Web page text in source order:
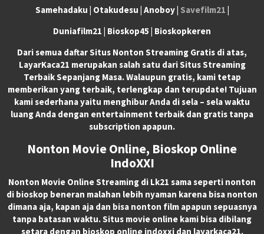
Samehadaku | Otakudesu | Anoboy | Savefilm21 |
Duniafilm21 | Bioskop45 | Bioskopkeren
Dari semua daftar Situs Nonton Streaming Gratis di atas,
LayarKaca21 merupakan salah satu dari Situs Streaming
Terbaik Sepanjang Masa. Walaupun gratis, kami tetap
memberikan yang terbaik, terlengkap dan terupdate! Tujuan
kami sederhana yaitu menghibur Anda di sela – sela waktu
luang Anda dengan entertainment terbaik dan gratis tanpa
subscription apapun.
Nonton Movie Online, Bioskop Online
IndoXXI
Nonton Movie Online Streaming di Lk21 sama seperti nonton
di bioskop beneran malahan lebih nyaman karena bisa nonton
dimana aja, kapan aja dan bisa nonton film apapun sepuasnya
tanpa batasan waktu. Situs movie online kami bisa dibilang
setara dengan bioskop online indoxxi dan layarkaca21.